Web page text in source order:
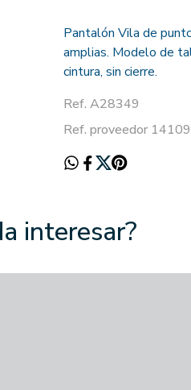
Pantalón Vila de
amplias. Modelo de
cintura, sin cierre.
Ref. A28349
Ref. proveedor
interesar?